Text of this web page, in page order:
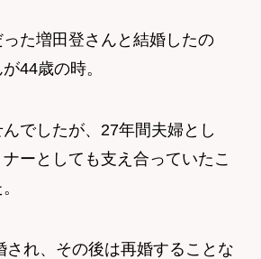
た増田登さんと結婚したの
44歳の時。
でしたが、27年間夫婦とし
ーとしても支え合っていたこ
され、その後は再婚することな